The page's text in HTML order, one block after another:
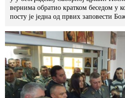
вернима обратио кратком беседом у
посту је једна од првих заповести